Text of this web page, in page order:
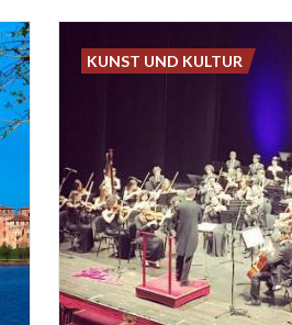
KUNST UND KULTUR